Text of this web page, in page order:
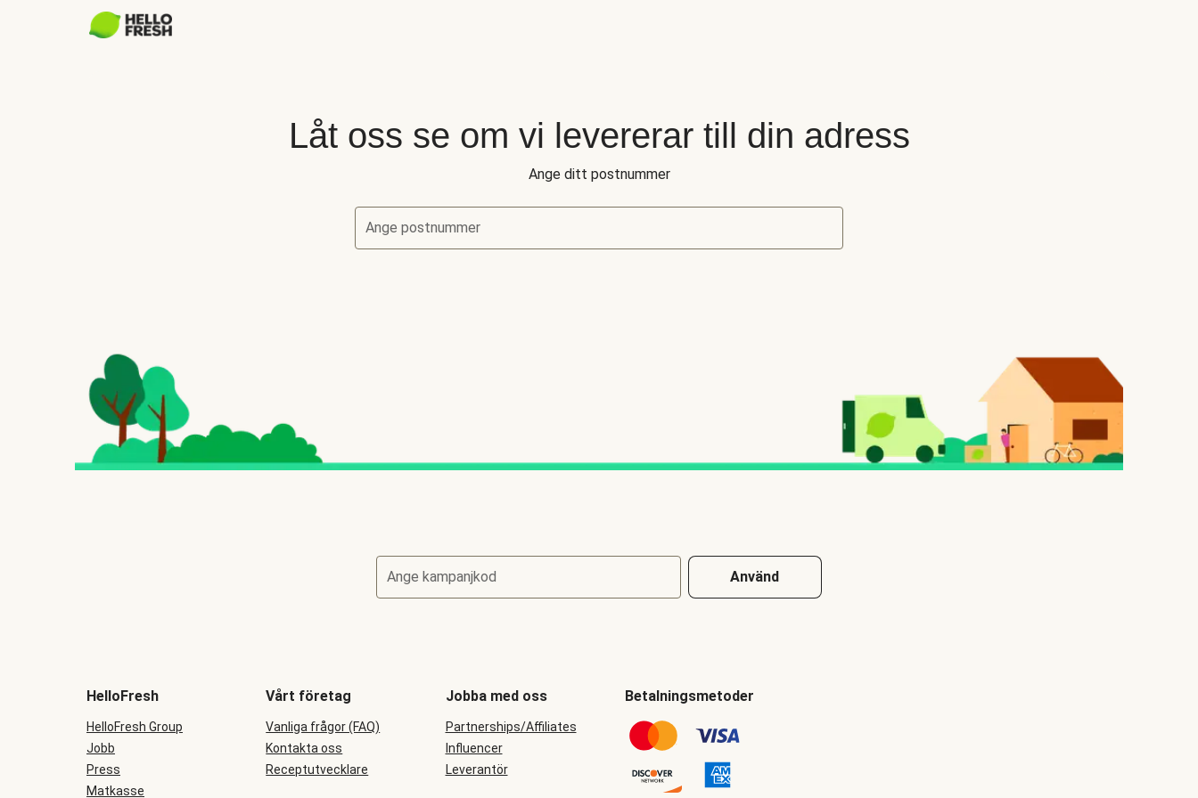
Låt oss se om vi levererar till din adress
Ange ditt postnummer
Ange postnummer
Ange kampanjkod Använd
HelloFresh
HelloFresh Group
Jobb
Press
Matkasse
Vårt företag
Vanliga frågor (FAQ)
Kontakta oss
Receptutvecklare
Jobba med oss
Partnerships/Affiliates
Influencer
Leverantör
Betalningsmetoder